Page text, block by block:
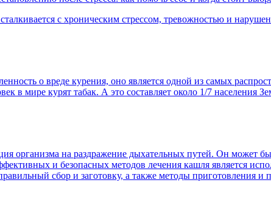
с хроническим стрессом, тревожностью и
о вреде курения, оно является одной из самых
в мире курят табак. А это составляет около 1/7 населения
организма на раздражение дыхательных путей. Он может
и безопасных методов лечения кашля является
сбор и заготовку, а также методы приготовления